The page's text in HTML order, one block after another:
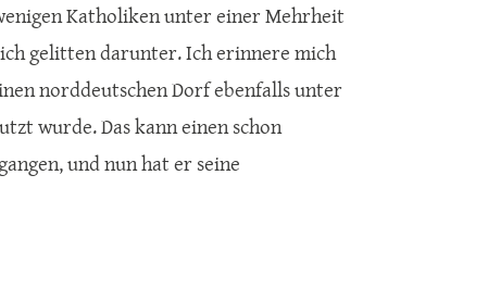
Katholiken unter einer Mehrheit
gelitten darunter. Ich erinnere mich
norddeutschen Dorf ebenfalls unter
wurde. Das kann einen schon
und nun hat er seine